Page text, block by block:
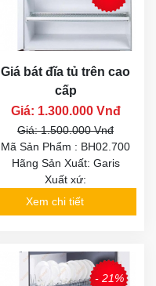
Giá bát đĩa tủ trên cao
cấp
Giá: 1.300.000 Vnđ
Giá: 1.500.000 Vnđ
Mã Sản Phẩm : BH02.700
Hãng Sản Xuất: Garis
Xuất xứ:
Xem chi tiết
- 21%